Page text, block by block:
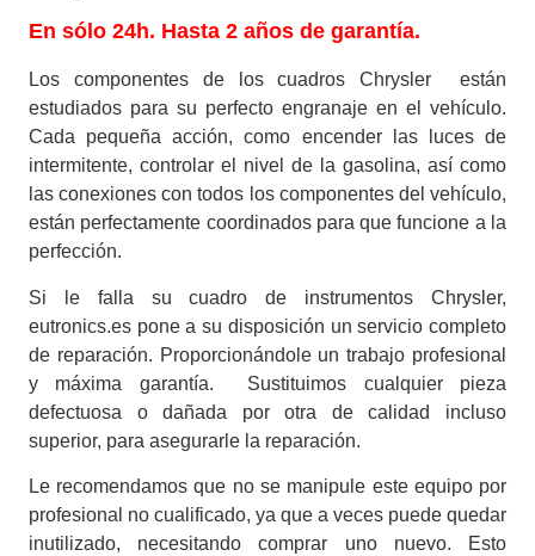
En sólo 24h. Hasta 2 años de garantía.
Los componentes de los cuadros Chrysler están
estudiados para su perfecto engranaje en el vehículo.
Cada pequeña acción, como encender las luces de
intermitente, controlar el nivel de la gasolina, así como
las conexiones con todos los componentes del vehículo,
están perfectamente coordinados para que funcione a la
perfección.
Si le falla su cuadro de instrumentos Chrysler,
eutronics.es pone a su disposición un servicio completo
de reparación. Proporcionándole un trabajo profesional
y máxima garantía. Sustituimos cualquier pieza
defectuosa o dañada por otra de calidad incluso
superior, para asegurarle la reparación.
Le recomendamos que no se manipule este equipo por
profesional no cualificado, ya que a veces puede quedar
inutilizado, necesitando comprar uno nuevo. Esto